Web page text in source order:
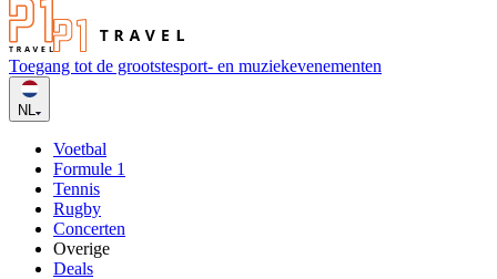
Toegang tot de grootstesport- en muziekevenementen
NL
Voetbal
Formule 1
Tennis
Rugby
Concerten
Overige
Deals